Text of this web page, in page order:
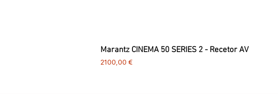
Marantz CINEMA 50 SERIES 2 - Recetor AV
Preço
2100,00 €